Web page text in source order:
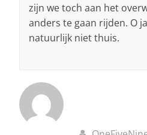
zijn we toch aan het
anders te gaan rijden. O
natuurlijk niet thuis.